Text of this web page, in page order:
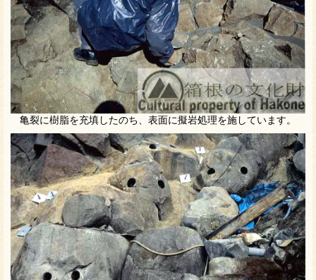
亀裂に樹脂を充填したのち、表面に擬岩処理を施しています。